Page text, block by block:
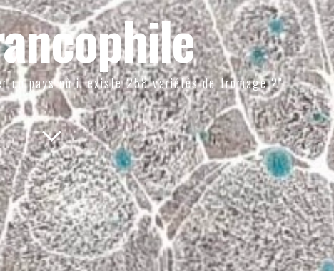
un pays où il existe 258 variétés de fromage ?"